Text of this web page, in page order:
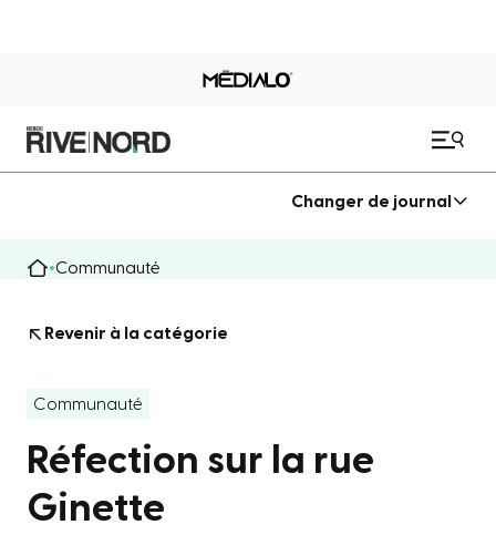
Changer de journal
Communauté
Revenir à la catégorie
Communauté
Réfection sur la rue
Ginette